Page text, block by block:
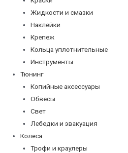
Жидкости и смазки
Наклейки
Крепеж
Кольца уплотнительные
Инструменты
Тюнинг
Копийные аксессуары
Обвесы
Свет
Лебедки и эвакуация
Колеса
Трофи и краулеры